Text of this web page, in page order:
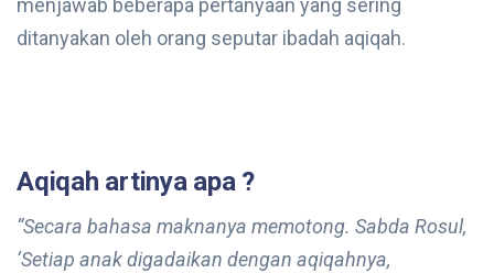
menjawab beberapa pertanyaan yang sering
ditanyakan oleh orang seputar ibadah aqiqah.
Aqiqah artinya apa ?
“Secara bahasa maknanya memotong. Sabda Rosul,
‘Setiap anak digadaikan dengan aqiqahnya,